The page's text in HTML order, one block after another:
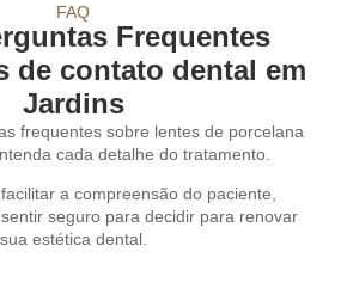
FAQ
Frequentes
de contato dental em
Jardins
frequentes sobre lentes de porcelana
cada detalhe do tratamento.
a compreensão do paciente,
seguro para decidir para renovar
sua estética dental.